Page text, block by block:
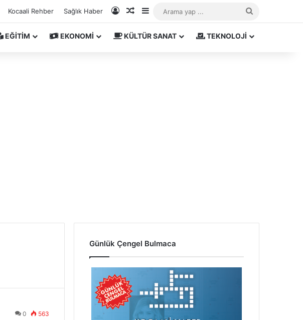
Kocaali Rehber Sağlık Haber Kayıt OlRastgele Makale
Kenar Bölmesi
EĞİTİM EKONOMİ KÜLTÜR SANAT TEKNOLOJİ
0 563
Günlük Çengel Bulmaca